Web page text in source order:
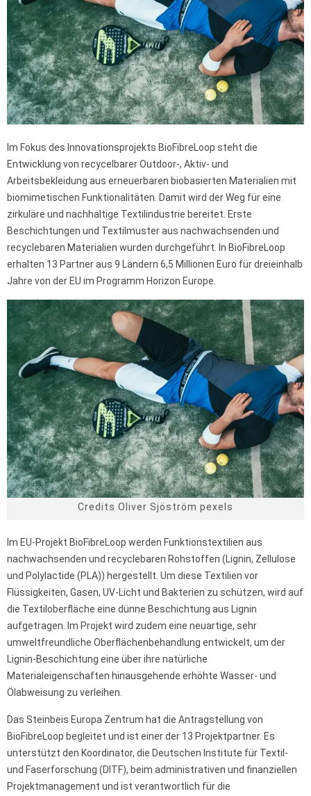
Im Fokus des Innovationsprojekts BioFibreLoop steht die
Entwicklung von recycelbarer Outdoor-, Aktiv- und
Arbeitsbekleidung aus erneuerbaren biobasierten Materialien mit
biomimetischen Funktionalitäten. Damit wird der Weg für eine
zirkuläre und nachhaltige Textilindustrie bereitet. Erste
Beschichtungen und Textilmuster aus nachwachsenden und
recyclebaren Materialien wurden durchgeführt. In BioFibreLoop
erhalten 13 Partner aus 9 Ländern 6,5 Millionen Euro für dreieinhalb
Jahre von der EU im Programm Horizon Europe.
Credits Oliver Sjöström pexels
Im EU-Projekt BioFibreLoop werden Funktionstextilien aus
nachwachsenden und recyclebaren Rohstoffen (Lignin, Zellulose
und Polylactide (PLA)) hergestellt. Um diese Textilien vor
Flüssigkeiten, Gasen, UV-Licht und Bakterien zu schützen, wird auf
die Textiloberfläche eine dünne Beschichtung aus Lignin
aufgetragen. Im Projekt wird zudem eine neuartige, sehr
umweltfreundliche Oberflächenbehandlung entwickelt, um der
Lignin-Beschichtung eine über ihre natürliche
Materialeigenschaften hinausgehende erhöhte Wasser- und
Ölabweisung zu verleihen.
Das Steinbeis Europa Zentrum hat die Antragstellung von
BioFibreLoop begleitet und ist einer der 13 Projektpartner. Es
unterstützt den Koordinator, die Deutschen Institute für Textil-
und Faserforschung (DITF), beim administrativen und finanziellen
Projektmanagement und ist verantwortlich für die